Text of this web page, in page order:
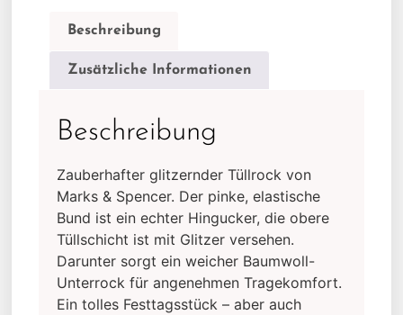
Beschreibung
Zusätzliche Informationen
Beschreibung
Zauberhafter glitzernder Tüllrock von
Marks & Spencer. Der pinke, elastische
Bund ist ein echter Hingucker, die obere
Tüllschicht ist mit Glitzer versehen.
Darunter sorgt ein weicher Baumwoll-
Unterrock für angenehmen Tragekomfort.
Ein tolles Festtagsstück – aber auch